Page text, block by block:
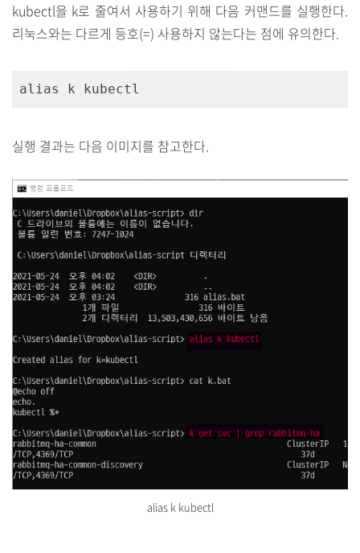
kubectl을 k로 줄여서 사용하기 위해 다음 커맨드를 실행한다.
리눅스와는 다르게 등호(=) 사용하지 않는다는 점에 유의한다.
alias k kubectl
실행 결과는 다음 이미지를 참고한다.
alias k kubectl